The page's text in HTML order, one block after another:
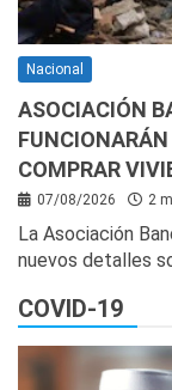
Nacional
ASOCIACIÓN
FUNCIONARÁN
COMPRAR
07/08/2026 2
La Asociación
nuevos detalles
COVID-19